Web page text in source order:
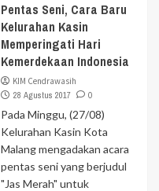
Pentas Seni, Cara Baru
Kelurahan Kasin
Memperingati Hari
Kemerdekaan Indonesia
KIM Cendrawasih
28 Agustus 2017
0
Pada Minggu, (27/08)
Kelurahan Kasin Kota
Malang mengadakan acara
pentas seni yang berjudul
"Jas Merah" untuk